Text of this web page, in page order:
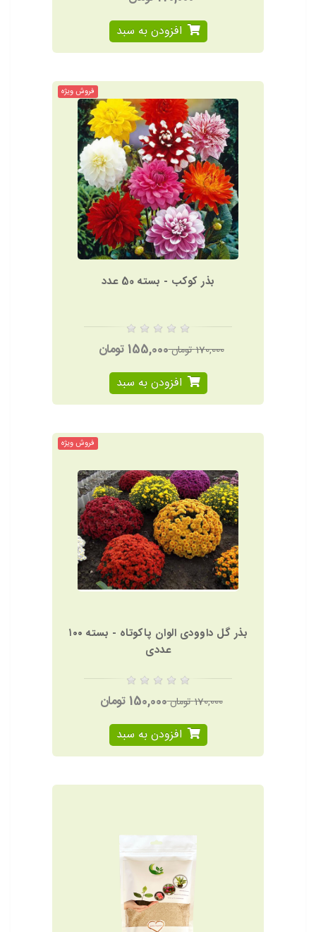
افزودن به سبد
فروش ویژه
بذر کوکب - بسته 50 عدد
170,000 تومان
155,000 تومان
افزودن به سبد
فروش ویژه
بذر گل داوودی الوان پاکوتاه - بسته ١٠٠
عددی
170,000 تومان
150,000 تومان
افزودن به سبد